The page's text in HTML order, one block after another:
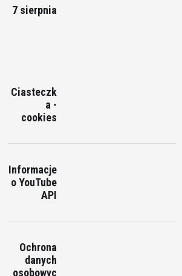
7 sierpnia
Ciasteczk
a -
cookies
Informacje
o YouTube
API
Ochrona
danych
osobowyc